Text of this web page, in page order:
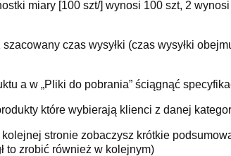
miary [100 szt/] wynosi 100 szt, 2
czas wysyłki (czas wysyłki
a w „Pliki do pobrania” ściągnąć
które wybierają klienci z danej
stronie zobaczysz krótkie
to zrobić również w kolejnym)